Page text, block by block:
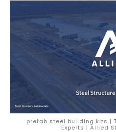
prefab steel building kits |
Experts | Allied